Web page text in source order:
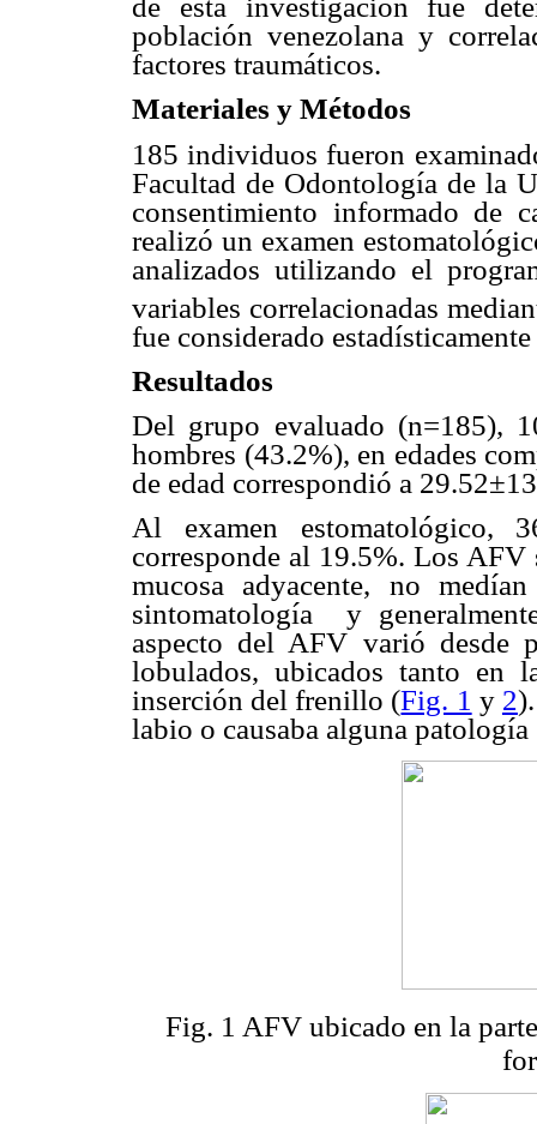
de esta investigación fue
población venezolana y
factores traumáticos.
Materiales y Métodos
185 individuos fueron
Facultad de Odontología de la
consentimiento informado de
realizó un examen
analizados utilizando el
variables correlacionadas
fue considerado
Resultados
Del grupo evaluado (n=185),
hombres (43.2%), en edades
de edad correspondió a
Al examen estomatológico,
corresponde al 19.5%. Los
mucosa adyacente, no
sintomatología
y
aspecto del AFV varió desde
lobulados, ubicados tanto en
inserción del frenillo (Fig. 1 y 2
labio o causaba alguna patología
Fig. 1 AFV ubicado en la